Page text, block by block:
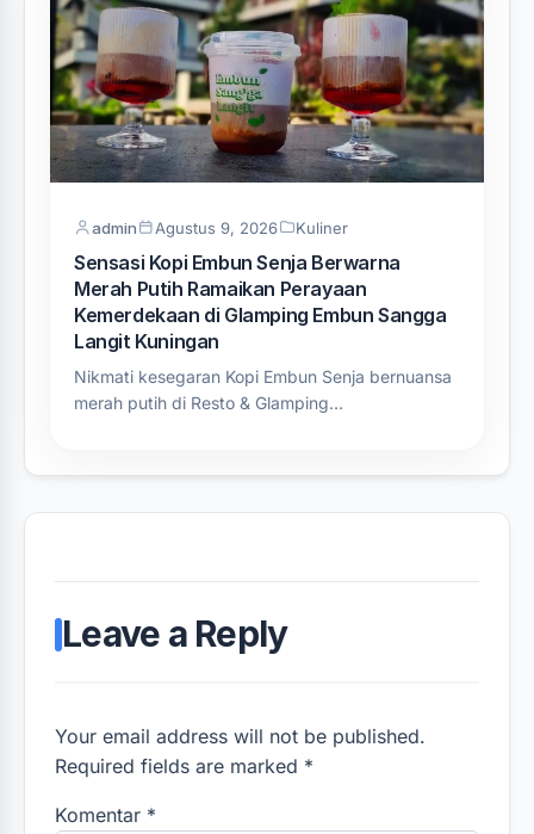
admin Agustus 9, 2026 Kuliner
Sensasi Kopi Embun Senja Berwarna
Merah Putih Ramaikan Perayaan
Kemerdekaan di Glamping Embun Sangga
Langit Kuningan
Nikmati kesegaran Kopi Embun Senja bernuansa
merah putih di Resto & Glamping…
Leave a Reply
Your email address will not be published.
Required fields are marked *
Komentar *